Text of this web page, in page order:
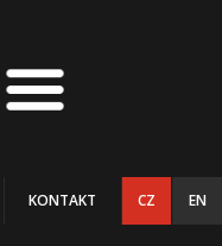
KONTAKT CZ EN